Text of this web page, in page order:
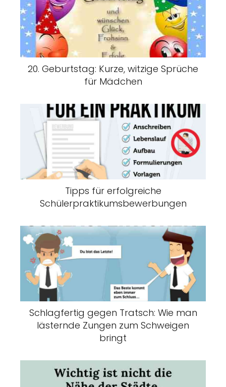
20. Geburtstag: Kurze, witzige Sprüche
für Mädchen
Tipps für erfolgreiche
Schülerpraktikumsbewerbungen
Schlagfertig gegen Tratsch: Wie man
lästernde Zungen zum Schweigen
bringt